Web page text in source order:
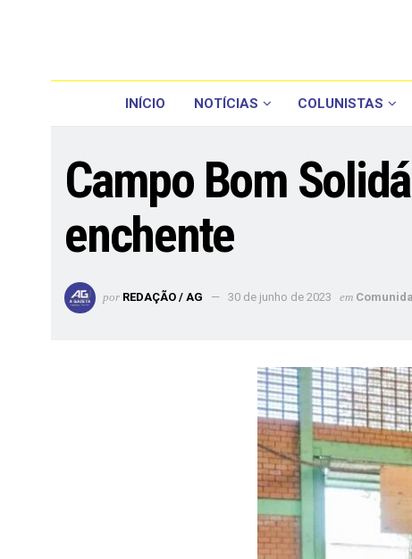
INÍCIO NOTÍCIAS COLUNISTAS
Campo Bom
enchente
por REDAÇÃO / AG 30 de junho de 2023 em